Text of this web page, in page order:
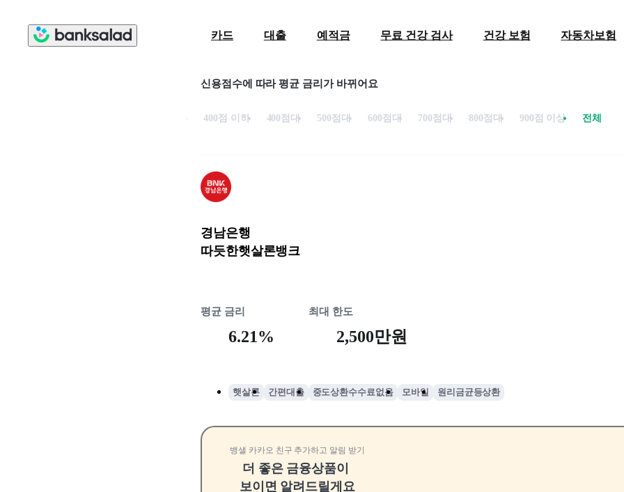
카드 대출 예적금 무료 건강 검사 건강 보험 자동차보험
신용점수에 따라 평균 금리가 바뀌어요
400점 이하 400점대 500점대 600점대 700점대 800점대 900점 이상 전체
경남은행
따듯한햇살론뱅크
평균 금리
6.21%
최대 한도
2,500만원
햇살론 간편대출 중도상환수수료없음 모바일 원리금균등상환
뱅샐 카카오 친구 추가하고 알림 받기
더 좋은 금융상품이
보이면 알려드릴게요